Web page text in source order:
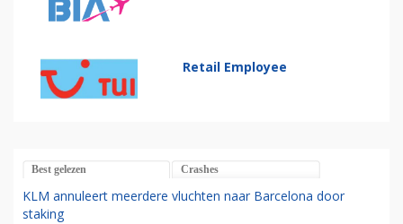
Retail Employee
Best gelezen Crashes
KLM annuleert meerdere vluchten naar Barcelona door
staking